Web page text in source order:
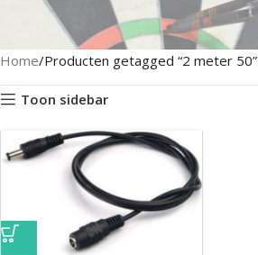
Home Producten getagged “2 meter 50”
Toon sidebar